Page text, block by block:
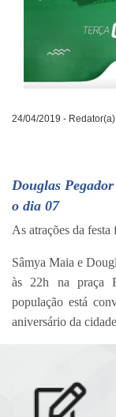
24/04/2019 -
Douglas
o dia 07
As atrações da
Sâmya Maia e
às 22h na praça
população está
aniversário da